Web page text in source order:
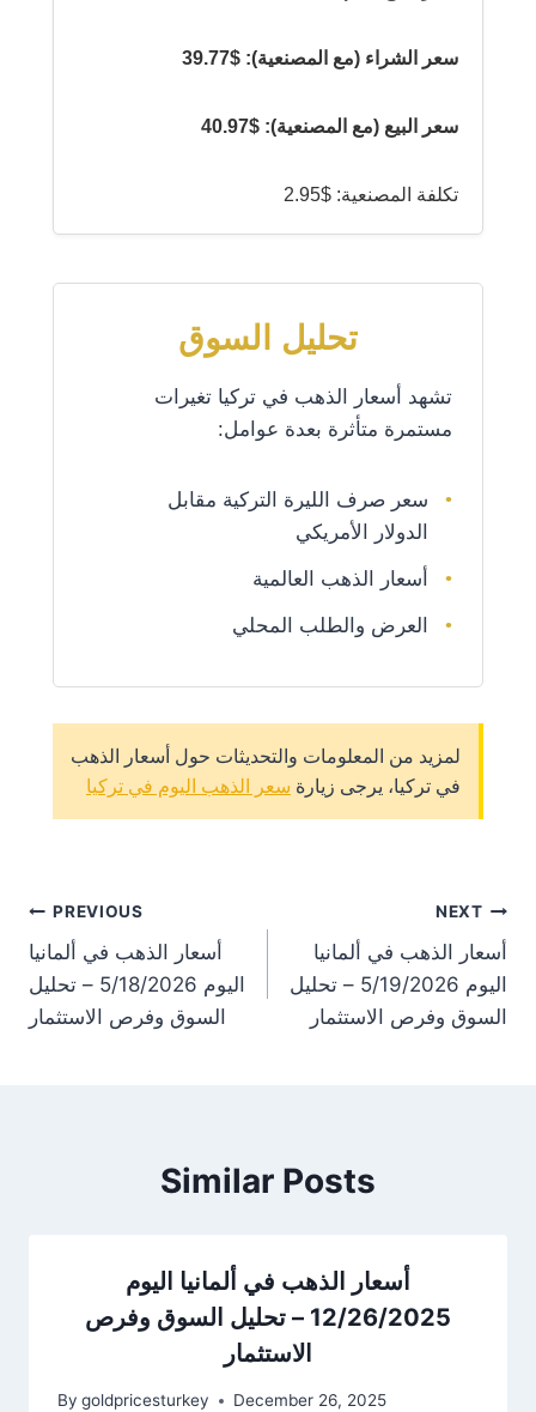
سعر الشراء (مع المصنعية): $39.77
سعر البيع (مع المصنعية): $40.97
تكلفة المصنعية: $2.95
تحليل السوق
تشهد أسعار الذهب في تركيا تغيرات
مستمرة متأثرة بعدة عوامل:
سعر صرف الليرة التركية مقابل
الدولار الأمريكي
أسعار الذهب العالمية
العرض والطلب المحلي
لمزيد من المعلومات والتحديثات حول أسعار الذهب
في تركيا، يرجى زيارة سعر الذهب اليوم في تركيا
PREVIOUS
أسعار الذهب في ألمانيا
اليوم 5/18/2026 – تحليل
السوق وفرص الاستثمار
NEXT
أسعار الذهب في ألمانيا
اليوم 5/19/2026 – تحليل
السوق وفرص الاستثمار
Similar Posts
أسعار الذهب في ألمانيا اليوم
12/26/2025 – تحليل السوق وفرص
الاستثمار
By goldpricesturkey December 26, 2025